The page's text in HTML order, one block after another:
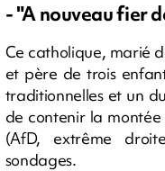
- "A nouveau fier
Ce catholique, marié
et père de trois
traditionnelles et un
de contenir la
(AfD, extrême
sondages.